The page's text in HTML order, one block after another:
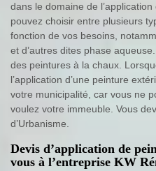
dans le domaine de
pouvez choisir entre plusieurs
fonction de vos besoins,
et d’autres dites phase
des peintures à la chaux.
l’application d’une peinture
votre municipalité, car vous ne
voulez votre immeuble. Vous
d’Urbanisme.
Devis d’application de
vous à l’entreprise KW